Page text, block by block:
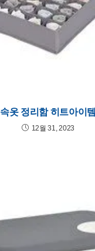
속옷 정리함 히트아이템
12월 31, 2023